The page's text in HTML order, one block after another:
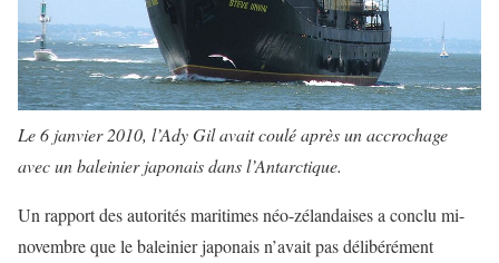
Le 6 janvier 2010, l’Ady Gil avait coulé après un accrochage
avec un baleinier japonais dans l’Antarctique.
Un rapport des autorités maritimes néo-zélandaises a conclu mi-
novembre que le baleinier japonais n’avait pas délibérément